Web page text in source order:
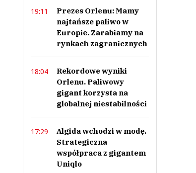
19:11
Prezes Orlenu: Mamy
najtańsze paliwo w
Europie. Zarabiamy na
rynkach zagranicznych
18:04
Rekordowe wyniki
Orlenu. Paliwowy
gigant korzysta na
globalnej niestabilności
17:29
Algida wchodzi w modę.
Strategiczna
współpraca z gigantem
Uniqlo